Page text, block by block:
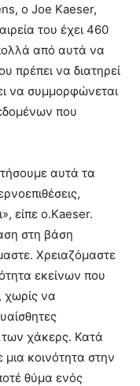
ο Joe Kaeser,
του έχει 460
από αυτά να
πρέπει να διατηρεί
να συμμορφώνεται
που
αυτά τα
είπε ο.Kaeser.
στη βάση
Χρειαζόμαστε
εκείνων που
χωρίς να
χάκερς. Κατά
κοινότητα στην
θύμα ενός